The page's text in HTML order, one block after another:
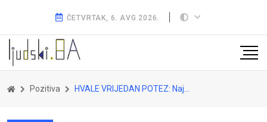
ČETVRTAK, 6. AVG 2026.
Pozitiva HVALE VRIJEDAN POTEZ: Najboljim učenicima po 500 maraka